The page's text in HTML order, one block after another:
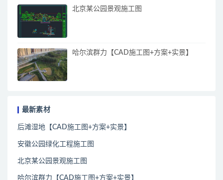
北京某公园景观施工图
哈尔滨群力【CAD施工图+方案+实景】
最新素材
后滩湿地【CAD施工图+方案+实景】
安徽公园绿化工程施工图
北京某公园景观施工图
哈尔滨群力【CAD施工图+方案+实景】